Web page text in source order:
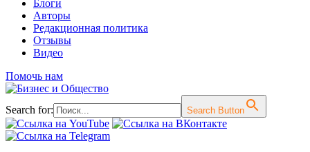
Блоги
Авторы
Редакционная политика
Отзывы
Видео
Помочь нам
Search for: Search Button